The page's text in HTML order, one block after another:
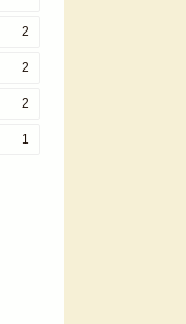
2
2
2
1